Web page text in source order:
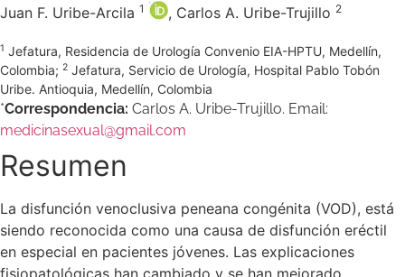
Juan F. Uribe-Arcila 1 , Carlos A. Uribe-Trujillo 2
1 Jefatura, Residencia de Urología Convenio EIA-HPTU, Medellín,
Colombia; 2 Jefatura, Servicio de Urología, Hospital Pablo Tobón
Uribe. Antioquia, Medellín, Colombia
*Correspondencia: Carlos A. Uribe-Trujillo. Email:
medicinasexual@gmail.com
Resumen
La disfunción venoclusiva peneana congénita (VOD), está
siendo reconocida como una causa de disfunción eréctil
en especial en pacientes jóvenes. Las explicaciones
fisiopatológicas han cambiado y se han mejorado